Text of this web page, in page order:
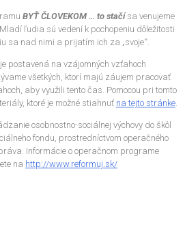
BYŤ ČLOVEKOM … to stačísa venujeme
ľudia sú vedení k pochopeniu dôležitosti
sa nad nimi a prijatím ich za „svoje“.
postavená na vzájomných vzťahoch
všetkých, ktorí majú záujem pracovať
aby využili tento čas. Pomocou pri tomto
ktoré je možné stiahnuť na tejto stránke.
osobnostno-sociálnej výchovy do škôl
fondu, prostredníctvom operačného
Informácie o operačnom programe
na http://www.reformuj.sk/